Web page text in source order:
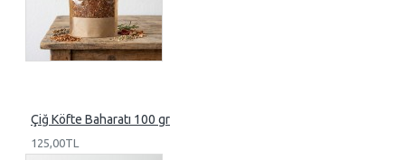
Çiğ Köfte Baharatı 100 gr
125,00TL